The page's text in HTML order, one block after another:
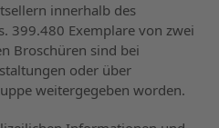
innerhalb des
399.480 Exemplare von zwei
Broschüren sind bei
oder über
weitergegeben worden.